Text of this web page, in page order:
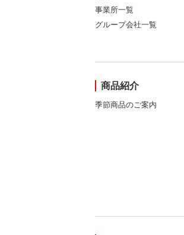
事業所一覧
グループ会社一覧
商品紹介
季節商品のご案内